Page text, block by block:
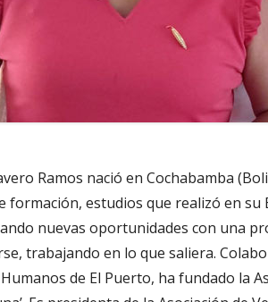
Ramos nació en Cochabamba
formación, estudios que realizó en su
nuevas oportunidades con una
trabajando en lo que saliera.
de El Puerto, ha fundado la